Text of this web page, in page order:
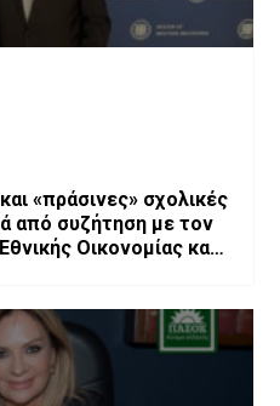
«πράσινες» σχολικές
από συζήτηση με τον
Οικονομίας και